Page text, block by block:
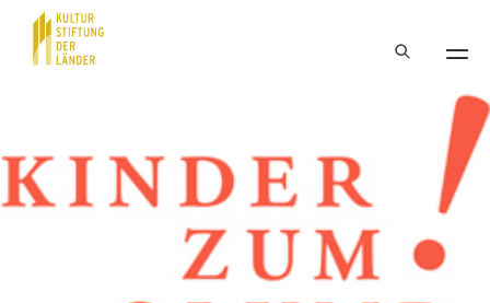
Hauptnavigation